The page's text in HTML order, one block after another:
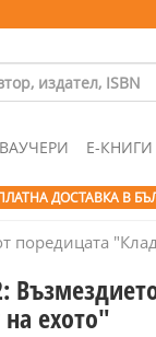
ВАУЧЕРИ Е-КНИГИ
ДОСТАВКА В
поредицата
ехото"